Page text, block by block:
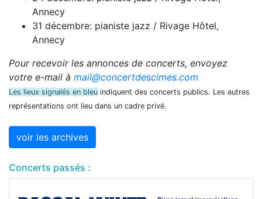
Annecy
31 décembre: pianiste jazz / Rivage Hôtel,
Annecy
Pour recevoir les annonces de concerts, envoyez
votre e-mail à mail@concertdescimes.com
Les lieux signalés en bleu indiquent des concerts publics. Les autres
représentations ont lieu dans un cadre privé.
voir les archives
Concerts passés :